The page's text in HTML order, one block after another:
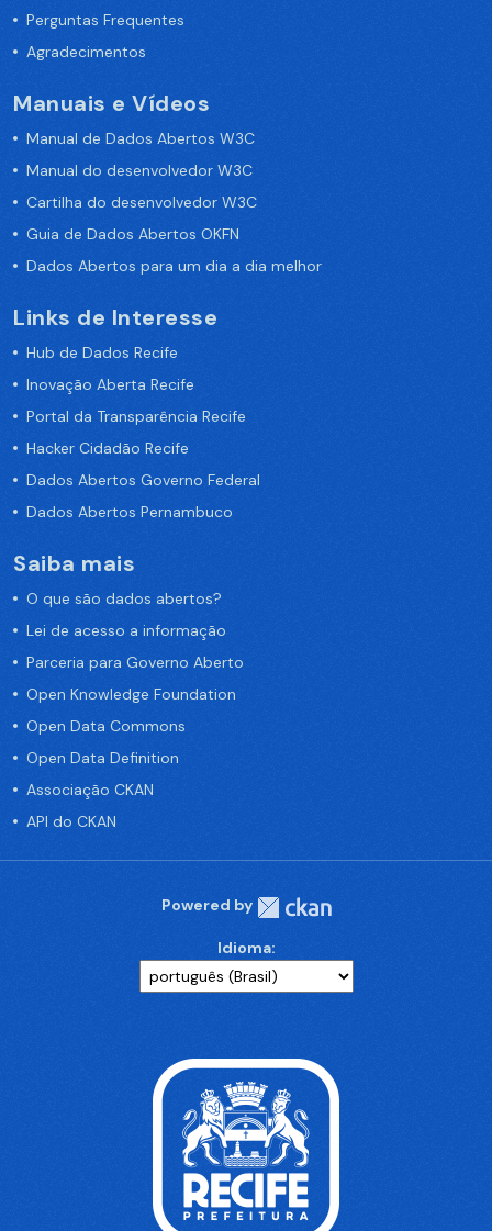
Perguntas Frequentes
Agradecimentos
Manuais e Vídeos
Manual de Dados Abertos W3C
Manual do desenvolvedor W3C
Cartilha do desenvolvedor W3C
Guia de Dados Abertos OKFN
Dados Abertos para um dia a dia melhor
Links de Interesse
Hub de Dados Recife
Inovação Aberta Recife
Portal da Transparência Recife
Hacker Cidadão Recife
Dados Abertos Governo Federal
Dados Abertos Pernambuco
Saiba mais
O que são dados abertos?
Lei de acesso a informação
Parceria para Governo Aberto
Open Knowledge Foundation
Open Data Commons
Open Data Definition
Associação CKAN
API do CKAN
Powered by
Idioma